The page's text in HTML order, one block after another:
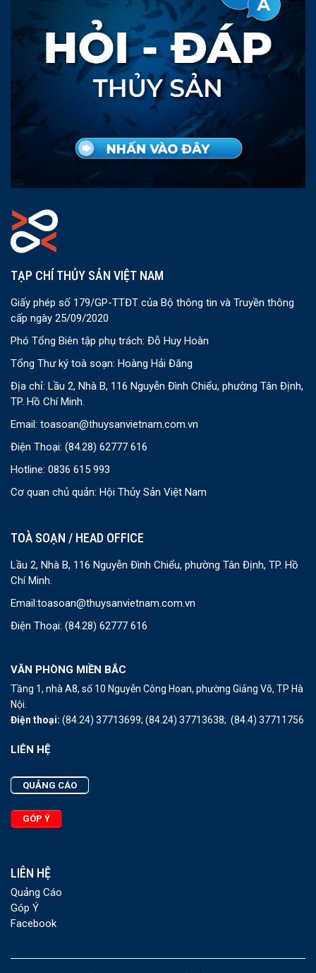
TẠP CHÍ THỦY SẢN VIỆT NAM
Giấy phép số 179/GP-TTĐT của Bộ thông tin và Truyền thông
cấp ngày 25/09/2020
Phó Tổng Biên tập phụ trách: Đỗ Huy Hoàn
Tổng Thư ký toà soạn: Hoàng Hải Đăng
Địa chỉ: Lầu 2, Nhà B, 116 Nguyễn Đình Chiểu, phường Tân Định,
TP. Hồ Chí Minh.
Email: toasoan@thuysanvietnam.com.vn
Điện Thoại: (84.28) 62777 616
Hotline: 0836 615 993
Cơ quan chủ quản: Hội Thủy Sản Việt Nam
TOÀ SOẠN / HEAD OFFICE
Lầu 2, Nhà B, 116 Nguyễn Đình Chiểu, phường Tân Định, TP. Hồ
Chí Minh.
Email:toasoan@thuysanvietnam.com.vn
Điện Thoại: (84.28) 62777 616
VĂN PHÒNG MIỀN BẮC
Tầng 1, nhà A8, số 10 Nguyễn Công Hoan, phường Giảng Võ, TP Hà
Nội.
Điện thoại: (84.24) 37713699; (84.24) 37713638; (84.4) 37711756
LIÊN HỆ
QUẢNG CÁO
GÓP Ý
LIÊN HỆ
Quảng Cáo
Góp Ý
Facebook